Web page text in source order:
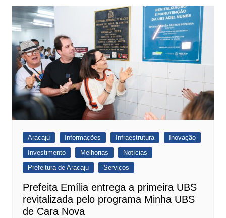
Aracajú Informações Infraestrutura
Inovação
Investimento
Melhorias
Notícias
Prefeitura de Aracaju
Serviços
Prefeita Emília entrega a primeira UBS
revitalizada pelo programa Minha UBS
de Cara Nova